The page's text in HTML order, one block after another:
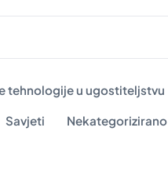
tehnologije u ugostiteljstvu
Savjeti Nekategorizirano